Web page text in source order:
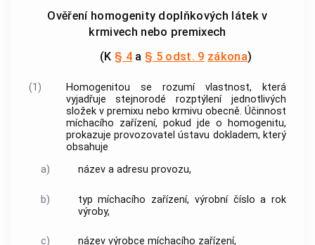
Ověření homogenity doplňkových látek v
krmivech nebo premixech
(K § 4 a § 5 odst. 9 zákona)
(1) Homogenitou se rozumí vlastnost, která
vyjadřuje stejnorodé rozptýlení jednotlivých
složek v premixu nebo krmivu obecně. Účinnost
míchacího zařízení, pokud jde o
homogenitu,
prokazuje provozovatel ústavu dokladem, který
obsahuje
a)
název a adresu provozu,
b)
typ míchacího zařízení, výrobní číslo a rok
výroby,
c) název výrobce míchacího zařízení,